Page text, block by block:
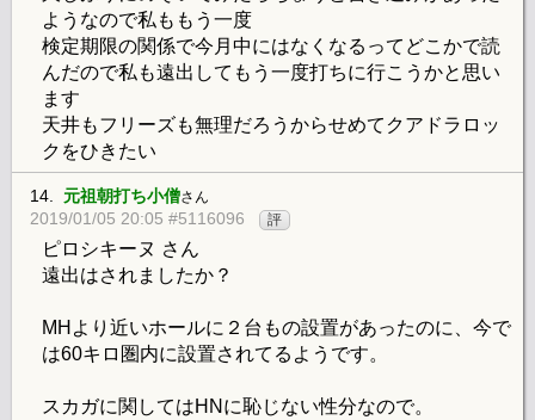
ようなので私ももう一度
検定期限の関係で今月中にはなくなるってどこかで読
んだので私も遠出してもう一度打ちに行こうかと思い
ます
天井もフリーズも無理だろうからせめてクアドラロッ
クをひきたい
14. 元祖朝打ち小僧さん
2019/01/05 20:05 #5116096 評
ピロシキーヌ さん
遠出はされましたか？
MHより近いホールに２台もの設置があったのに、今で
は60キロ圏内に設置されてるようです。
スカガに関してはHNに恥じない性分なので。